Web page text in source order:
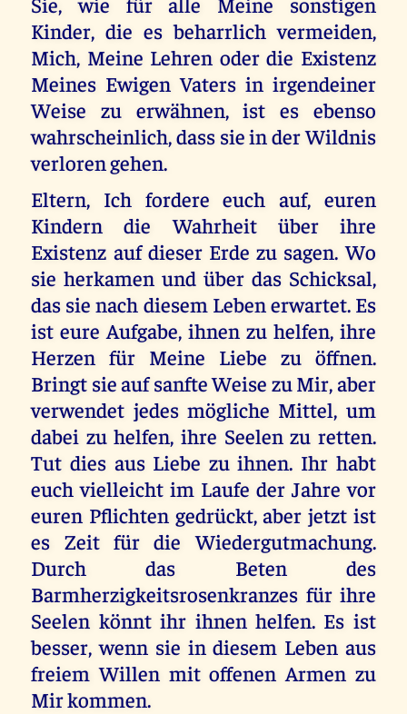
Kinder, die es beharrlich vermeiden,
Mich, Meine Lehren oder die Existenz
Meines Ewigen Vaters in irgendeiner
Weise zu erwähnen, ist es ebenso
wahrscheinlich, dass sie in der Wildnis
verloren gehen.
Eltern, Ich fordere euch auf, euren
Kindern die Wahrheit über ihre
Existenz auf dieser Erde zu sagen. Wo
sie herkamen und über das Schicksal,
das sie nach diesem Leben erwartet. Es
ist eure Aufgabe, ihnen zu helfen, ihre
Herzen für Meine Liebe zu öffnen.
Bringt sie auf sanfte Weise zu Mir, aber
verwendet jedes mögliche Mittel, um
dabei zu helfen, ihre Seelen zu retten.
Tut dies aus Liebe zu ihnen. Ihr habt
euch vielleicht im Laufe der Jahre vor
euren Pflichten gedrückt, aber jetzt ist
es Zeit für die Wiedergutmachung.
Durch das Beten des
Barmherzigkeitsrosenkranzes für ihre
Seelen könnt ihr ihnen helfen. Es ist
besser, wenn sie in diesem Leben aus
freiem Willen mit offenen Armen zu
Mir kommen.